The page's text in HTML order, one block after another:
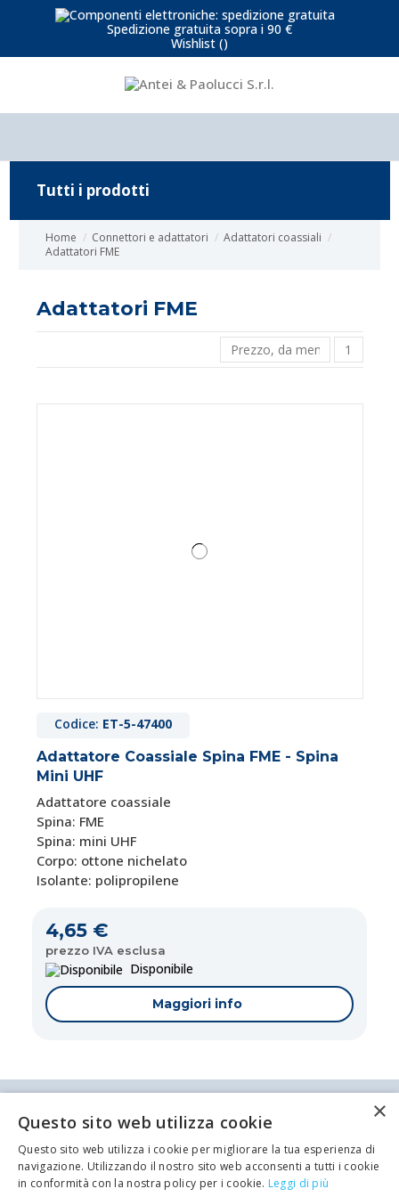
Spedizione gratuita sopra i 90 €
Wishlist ()
Home Connettori e adattatori
Adattatori coassiali
Adattatori FME
Adattatori FME
Prezzo, da meno caro a più
1
Codice: ET-5-47400
Adattatore Coassiale Spina FME - Spina
Mini UHF
Adattatore coassiale
Spina: FME
Spina: mini UHF
Corpo: ottone nichelato
Isolante: polipropilene
4,65 €
prezzo IVA esclusa
Disponibile
Maggiori info
Tutti i prodotti
Antei & Paolucci S.r.l. Via Bologna, 70 A-B-C-D La
Spezia
P.IVA/C.F. 00209350115 Capitale sociale: €
84.500,00 Azienda iscritta al registro delle imprese
di La Spezia con il numero REA 62679
Privacy policy
Cookie Policy
×
Questo sito web utilizza cookie
Questo sito web utilizza i cookie per migliorare la tua esperienza di
navigazione. Utilizzando il nostro sito web acconsenti a tutti i cookie
in conformità con la nostra policy per i cookie. Leggi di più